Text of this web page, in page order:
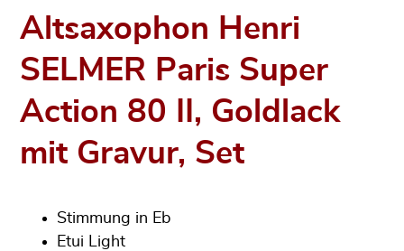
Altsaxophon Henri
SELMER Paris Super
Action 80 II, Goldlack
mit Gravur, Set
Stimmung in Eb
Etui Light